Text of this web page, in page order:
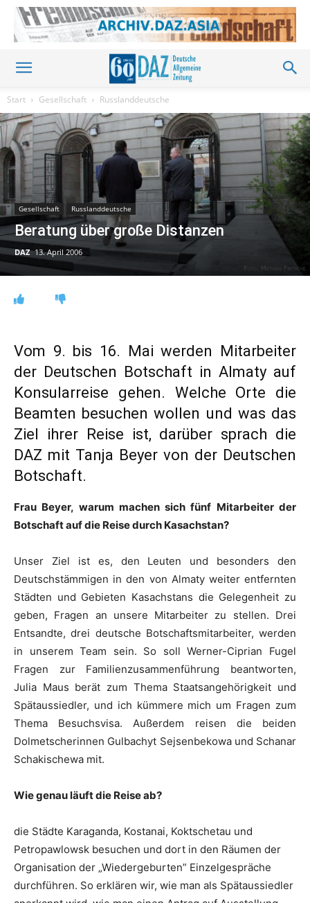
Start Gesellschaft Russlanddeutsche
Gesellschaft Russlanddeutsche
Beratung über große Distanzen
DAZ 13. April 2006
Vom 9. bis 16. Mai werden Mitarbeiter
der Deutschen Botschaft in Almaty auf
Konsularreise gehen. Welche Orte die
Beamten besuchen wollen und was das
Ziel ihrer Reise ist, darüber sprach die
DAZ mit Tanja Beyer von der Deutschen
Botschaft.
Frau Beyer, warum machen sich fünf Mitarbeiter der
Botschaft auf die Reise durch Kasachstan?
Unser Ziel ist es, den Leuten und besonders den
Deutschstämmigen in den von Almaty weiter entfernten
Städten und Gebieten Kasachstans die Gelegenheit zu
geben, Fragen an unsere Mitarbeiter zu stellen. Drei
Entsandte, drei deutsche Botschaftsmitarbeiter, werden
in unserem Team sein. So soll Werner-Ciprian Fugel
Fragen zur Familienzusammenführung beantworten,
Julia Maus berät zum Thema Staatsangehörigkeit und
Spätaussiedler, und ich kümmere mich um Fragen zum
Thema Besuchsvisa. Außerdem reisen die beiden
Dolmetscherinnen Gulbachyt Sejsenbekowa und Schanar
Schakischewa mit.
Wie genau läuft die Reise ab?
die Städte Karaganda, Kostanai, Koktschetau und
Petropawlowsk besuchen und dort in den Räumen der
Organisation der „Wiedergeburten” Einzelgespräche
durchführen. So erklären wir, wie man als Spätaussiedler